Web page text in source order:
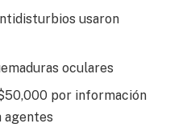
usaron
oculares
por información
agentes